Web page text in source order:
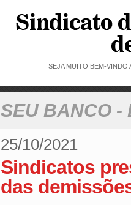
SEJA MUITO BEM-
SEU BANCO -
25/10/2021
Sindicatos
das